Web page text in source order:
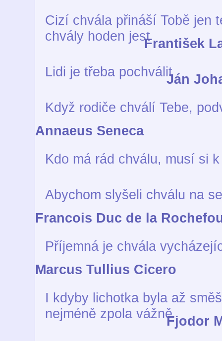
Cizí chvála přináší Tobě jen
chvály hoden jestFrantišek
Lidi je třeba pochválitJán
Když rodiče chválí Tebe,
Annaeus Seneca
Kdo má rád chválu, musí si
Abychom slyšeli chválu na
Francois Duc de la
Příjemná je chvála
Marcus Tullius Cicero
I kdyby lichotka byla až
nejméně zpola vážněFjodor